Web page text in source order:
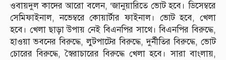
ওবায়দুল কাদের আরো বলেন, ‘জানুয়ারিতে ভোট হবে। ডিসেম্বরে
সেমিফাইনাল, নভেম্বরে কোয়ার্টার ফাইনাল। ভোট হবে, খেলা
হবে। খেলা ছাড়া উপায় নেই বিএনপির সাথে। বিএনপির বিরুদ্ধে,
হাওয়া ভবনের বিরুদ্ধে, লুটপাটের বিরুদ্ধে, দুর্নীতির বিরুদ্ধে, ভোট
চোরের বিরুদ্ধে, স্বৈরাচারের বিরুদ্ধে খেলা হবে। সারা বাংলায়,